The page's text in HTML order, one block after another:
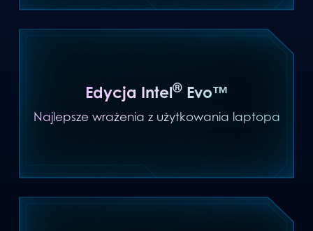
Edycja Intel® Evo™
Najlepsze wrażenia z użytkowania laptopa